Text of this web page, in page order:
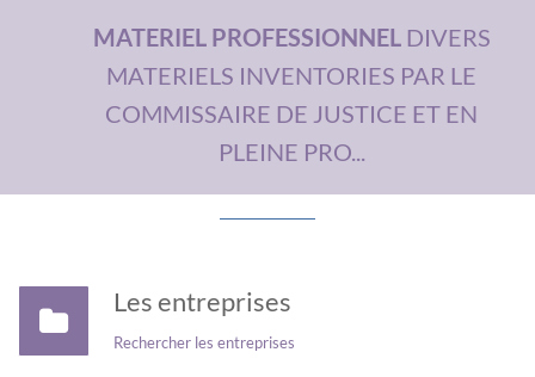
FONDS DE COMMERCE PIERCING
PRESTIGE
MATERIEL PROFESSIONNELDIVERS
MATERIELS INVENTORIES PAR LE
COMMISSAIRE DE JUSTICE ET EN
PLEINE PRO...
Les entreprises
Rechercher les entreprises